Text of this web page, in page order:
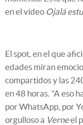
en el vídeo Ojalá
El spot, en el que
edades miran
compartidos y las
en 48 horas. "A eso
por WhatsApp, por
orgulloso a Verneel